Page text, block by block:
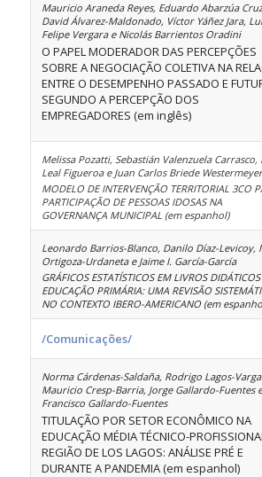
Mauricio Araneda Reyes, Eduardo Abarzúa
David Álvarez-Maldonado, Víctor Yáñez Jara,
Felipe Vergara e Nicolás Barrientos Oradini
O PAPEL MODERADOR DAS PERCEPÇÕES
SOBRE A NEGOCIAÇÃO COLETIVA NA
ENTRE O DESEMPENHO PASSADO E
SEGUNDO A PERCEPÇÃO DOS
EMPREGADORES (em inglês)
Melissa Pozatti, Sebastián Valenzuela Carrasco,
Leal Figueroa e Juan Carlos Briede Westermeyer
MODELO DE INTERVENÇÃO TERRITORIAL 3CO
PARTICIPAÇÃO DE PESSOAS IDOSAS NA
GOVERNANÇA MUNICIPAL (em espanhol)
Leonardo Barrios-Blanco, Danilo Díaz-Levicoy,
Ortigoza-Urdaneta e Jaime I. García-García
GRÁFICOS ESTATÍSTICOS EM LIVROS
EDUCAÇÃO PRIMÁRIA: UMA REVISÃO
NO CONTEXTO IBERO-AMERICANO (em
/Comunicações/
Norma Cárdenas-Saldaña, Rodrigo Lagos-
Mauricio Cresp-Barria, Jorge Gallardo-Fuentes e
Francisco Gallardo-Fuentes
TITULAÇÃO POR SETOR ECONÔMICO NA
EDUCAÇÃO MÉDIA TÉCNICO-
REGIÃO DE LOS LAGOS: ANÁLISE PRÉ E
DURANTE A PANDEMIA (em espanhol)